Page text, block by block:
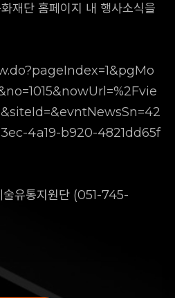
재단 홈페이지 내 행사소식을
4a19-b920-4821dd65f
유통지원단 (051-745-